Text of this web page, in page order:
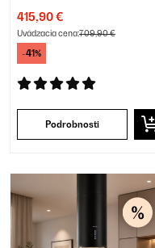
Strieborná
415,90 €
Uvádzacia cena:709,90 €
-41%
Podrobnosti